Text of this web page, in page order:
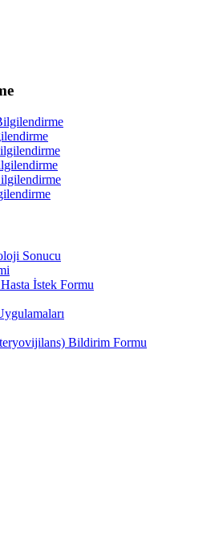
Sonucu
İstek Formu
Bildirim Formu